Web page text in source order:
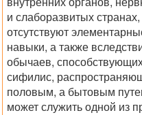
и слаборазвитых
отсутствуют
навыки, а также
обычаев,
сифилис,
половым, а бытовым
может служить одной из